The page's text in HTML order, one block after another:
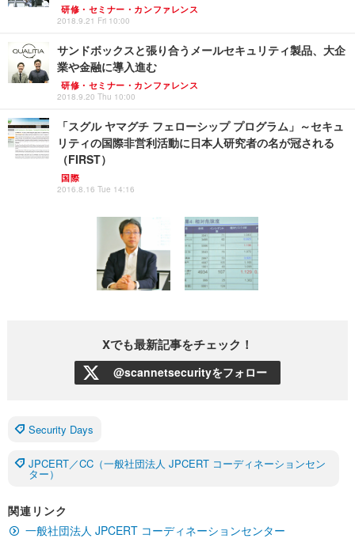
研修・セミナー・カンファレンス
2018.9.21 Fri 10:00
サンドボックスと張り合うメールセキュリティ製品、大企
業や金融に導入進む
研修・セミナー・カンファレンス
2018.9.20 Thu 10:00
「スグル ヤマグチ フェローシップ プログラム」～セキュ
リティの国際非営利活動に日本人研究者の名が冠される
（FIRST）
国際
2016.8.16 Tue 14:16
Xでも最新記事をチェック！
@scannetsecurityをフォロー
Security Days
JPCERT／CC（一般社団法人 JPCERT コーディネーションセン
ター）
関連リンク
一般社団法人 JPCERT コーディネーションセンター